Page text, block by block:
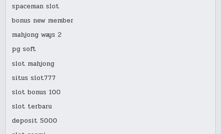
spaceman slot
bonus new member
mahjong ways 2
pg soft
slot mahjong
situs slot777
slot bonus 100
slot terbaru
deposit 5000